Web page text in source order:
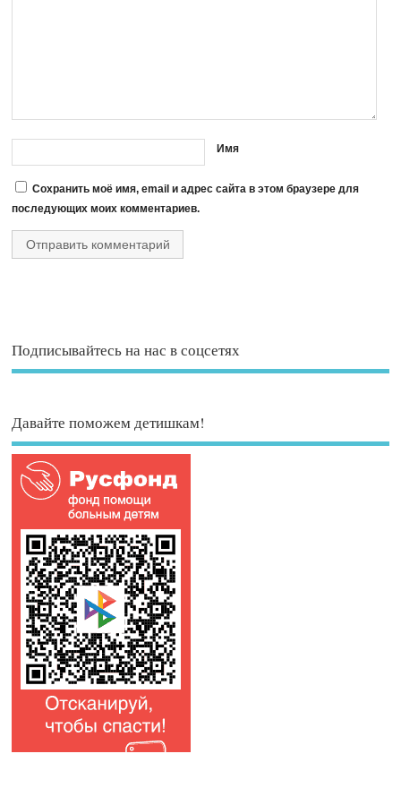
Имя
Сохранить моё имя, email и адрес сайта в этом браузере для
последующих моих комментариев.
Подписывайтесь на нас в соцсетях
Давайте поможем детишкам!